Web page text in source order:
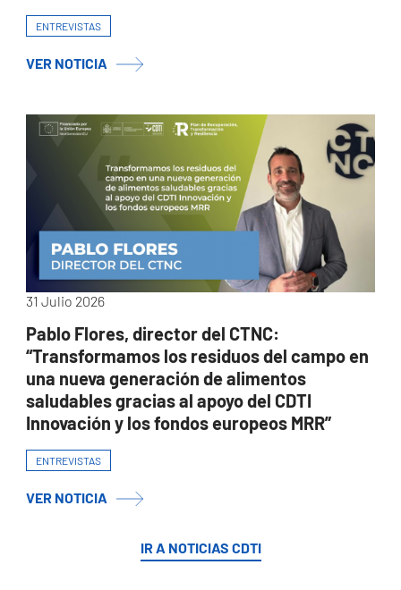
ENTREVISTAS
VER NOTICIA
31 Julio 2026
Pablo Flores, director del CTNC:
“Transformamos los residuos del campo en
una nueva generación de alimentos
saludables gracias al apoyo del CDTI
Innovación y los fondos europeos MRR”
ENTREVISTAS
VER NOTICIA
IR A NOTICIAS CDTI